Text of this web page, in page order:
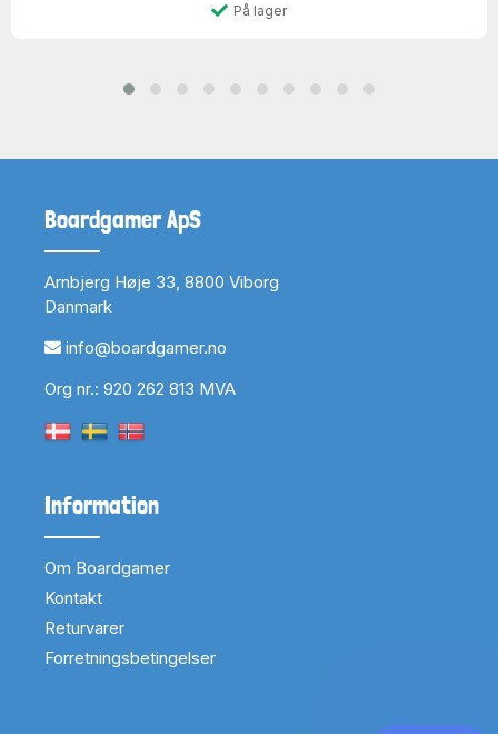
På lager
Boardgamer ApS
Arnbjerg Høje 33, 8800 Viborg
Danmark
info@boardgamer.no
Org nr.: 920 262 813 MVA
Information
Om Boardgamer
Kontakt
Returvarer
Forretningsbetingelser